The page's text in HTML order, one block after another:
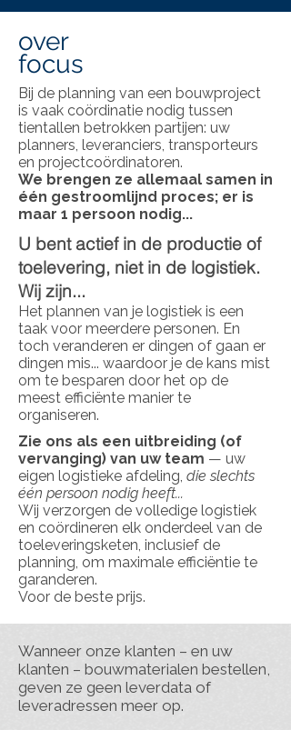
over
focus
Bij de planning van een bouwproject
is vaak coördinatie nodig tussen
tientallen betrokken partijen: uw
planners, leveranciers, transporteurs
en projectcoördinatoren.
We brengen ze allemaal samen in
één gestroomlijnd proces; er is
maar 1 persoon nodig...
U bent actief in de productie of
toelevering, niet in de logistiek.
Wij zijn...
Het plannen van je logistiek is een
taak voor meerdere personen. En
toch veranderen er dingen of gaan er
dingen mis... waardoor je de kans mist
om te besparen door het op de
meest efficiënte manier te
organiseren.
Zie ons als een uitbreiding (of
vervanging) van uw team — uw
eigen logistieke afdeling, die slechts
één persoon nodig heeft...
Wij verzorgen de volledige logistiek
en coördineren elk onderdeel van de
toeleveringsketen, inclusief de
planning, om maximale efficiëntie te
garanderen.
Voor de beste prijs.
Wanneer onze klanten – en uw
klanten – bouwmaterialen bestellen,
geven ze geen leverdata of
leveradressen meer op.